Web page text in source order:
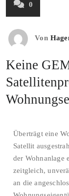
0
Von
Keine
Überträgt eine
Satellit
der Wohnanlage
zeitgleich,
an die